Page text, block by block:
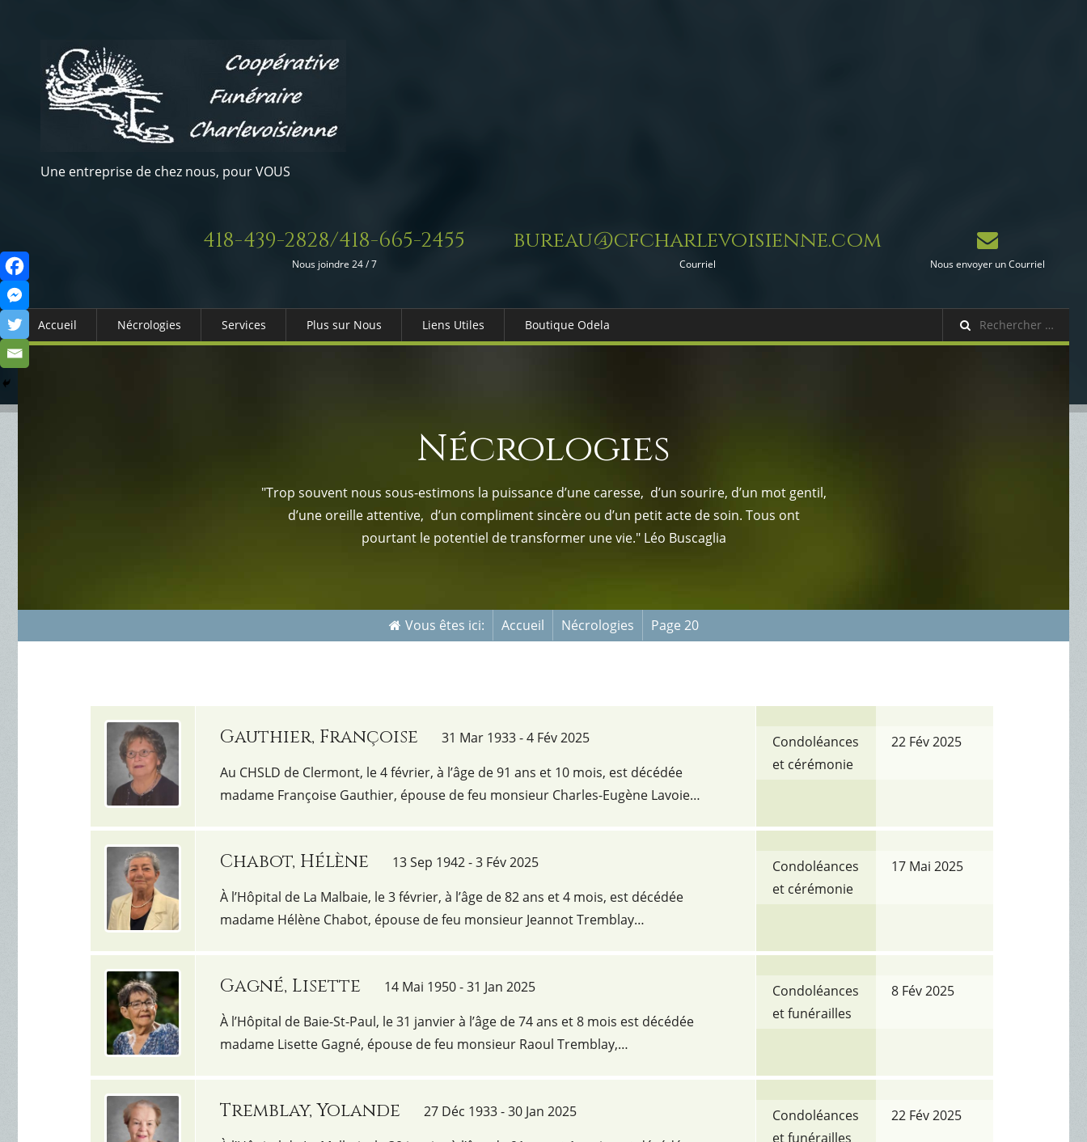
Une entreprise de chez nous, pour VOUS
418-439-2828/418-665-2455
Nous joindre 24 / 7
bureau@cfcharlevoisienne.com
Courriel Nous envoyer un Courriel
Accueil Nécrologies Services Plus sur Nous Liens Utiles
Fleuristes
Boutique Odela
Nécrologies
"Trop souvent nous sous-estimons la puissance d’une caresse, d’un sourire, d’un mot gentil,
d’une oreille attentive, d’un compliment sincère ou d’un petit acte de soin. Tous ont
pourtant le potentiel de transformer une vie." Léo Buscaglia
Vous êtes ici: Accueil Nécrologies Page 20
Gauthier, Françoise
31 Mar 1933 - 4 Fév 2025
Au CHSLD de Clermont, le 4 février, à l’âge de 91 ans et 10 mois, est décédée
madame Françoise Gauthier, épouse de feu monsieur Charles-Eugène Lavoie…
Condoléances
et cérémonie
22 Fév 2025
Chabot, Hélène
13 Sep 1942 - 3 Fév 2025
À l’Hôpital de La Malbaie, le 3 février, à l’âge de 82 ans et 4 mois, est décédée
madame Hélène Chabot, épouse de feu monsieur Jeannot Tremblay…
Condoléances
et cérémonie
17 Mai 2025
Gagné, Lisette
14 Mai 1950 - 31 Jan 2025
À l’Hôpital de Baie-St-Paul, le 31 janvier à l’âge de 74 ans et 8 mois est décédée
madame Lisette Gagné, épouse de feu monsieur Raoul Tremblay,…
Condoléances
et funérailles
8 Fév 2025
Tremblay, Yolande
27 Déc 1933 - 30 Jan 2025
Condoléances
et funérailles
22 Fév 2025